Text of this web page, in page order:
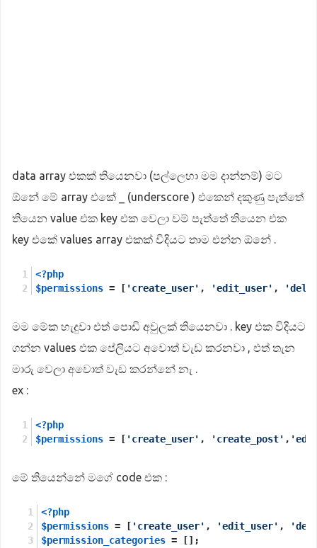
data array එකක් තියෙනවා (පල්ලෙහා මම දාන්නම්) මට
ඕනේ මේ array එකේ _ (underscore ) එකෙන් දකුණු පැත්තේ
තියෙන value එක key එක වෙලා වම් පැත්තේ තියෙන එක
key එකේ values array එකක් විදියට තාම එන්න ඕනේ .
<?php
$permissions = [ 'create_user' , 'edit_user' ,
මම මේක හැදුවා එත් පොඩි අවුලක් තියෙනවා . key එක විදියට
ගන්න values එක පේලියට අවොත් වැඩ කරනවා , එත් තැන
මාරු වෙලා අවොත් වැඩ කරන්නේ නැ .
ex :
<?php
$permissions = [ 'create_user' , 'create_post' ,
මේ තියෙන්නේ මගේ code එක :
<?php
$permissions = [ 'create_user' , 'edit_user' ,
$permission_categories = [];